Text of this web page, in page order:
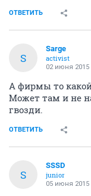
ОТВЕТИТЬ
S
Sarge
activist
02 июня 2015
А фирмы то
Может там и не
гвозди.
ОТВЕТИТЬ
S
SSSD
junior
05 июня 2015